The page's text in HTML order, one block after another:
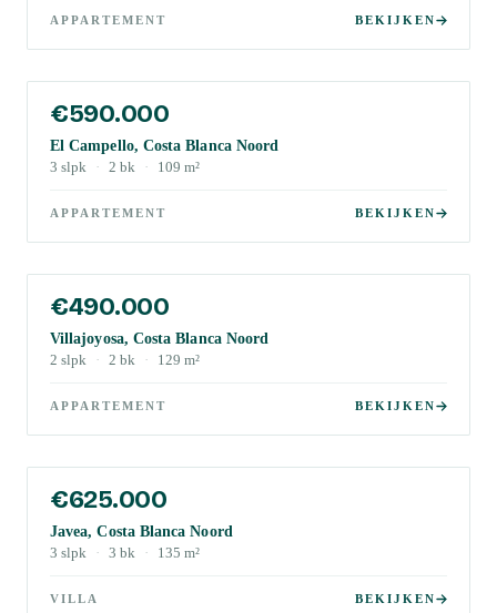
APPARTEMENT BEKIJKEN
€590.000
El Campello, Costa Blanca Noord
3 slpk · 2 bk · 109 m²
APPARTEMENT BEKIJKEN
€490.000
Villajoyosa, Costa Blanca Noord
2 slpk · 2 bk · 129 m²
APPARTEMENT BEKIJKEN
€625.000
Javea, Costa Blanca Noord
3 slpk · 3 bk · 135 m²
VILLA BEKIJKEN